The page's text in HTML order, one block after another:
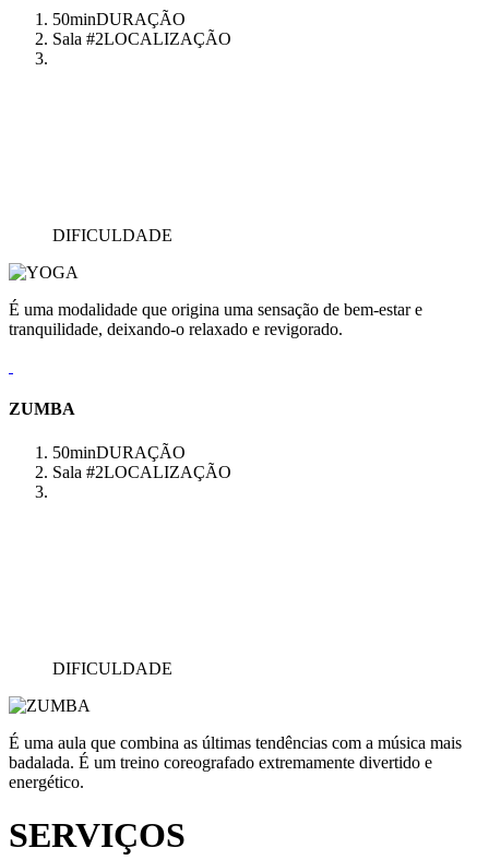
50minDURAÇÃO
Sala #2LOCALIZAÇÃO
DIFICULDADE
É uma modalidade que origina uma sensação de bem-estar e
tranquilidade, deixando-o relaxado e revigorado.
ZUMBA
50minDURAÇÃO
Sala #2LOCALIZAÇÃO
DIFICULDADE
É uma aula que combina as últimas tendências com a música mais
badalada. É um treino coreografado extremamente divertido e
energético.
SERVIÇOS